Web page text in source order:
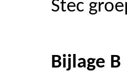
Stec
Bijlage B